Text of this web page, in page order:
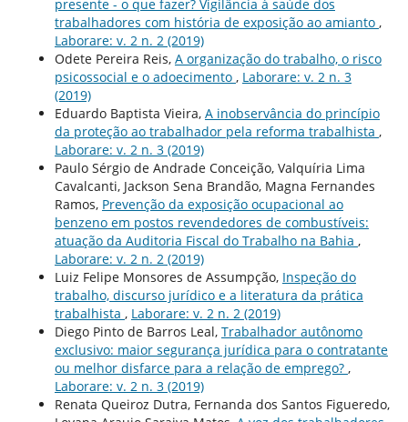
presente - o que fazer? Vigilância à saúde dos
trabalhadores com história de exposição ao amianto ,
Laborare: v. 2 n. 2 (2019)
Odete Pereira Reis, A organização do trabalho, o risco
psicossocial e o adoecimento , Laborare: v. 2 n. 3
(2019)
Eduardo Baptista Vieira, A inobservância do princí­pio
da proteção ao trabalhador pela reforma trabalhista ,
Laborare: v. 2 n. 3 (2019)
Paulo Sérgio de Andrade Conceição, Valquí­ria Lima
Cavalcanti, Jackson Sena Brandão, Magna Fernandes
Ramos, Prevenção da exposição ocupacional ao
benzeno em postos revendedores de combustíveis:
atuação da Auditoria Fiscal do Trabalho na Bahia ,
Laborare: v. 2 n. 2 (2019)
Luiz Felipe Monsores de Assumpção, Inspeção do
trabalho, discurso jurí­dico e a literatura da prática
trabalhista , Laborare: v. 2 n. 2 (2019)
Diego Pinto de Barros Leal, Trabalhador autônomo
exclusivo: maior segurança jurí­dica para o contratante
ou melhor disfarce para a relação de emprego? ,
Laborare: v. 2 n. 3 (2019)
Renata Queiroz Dutra, Fernanda dos Santos Figueredo,